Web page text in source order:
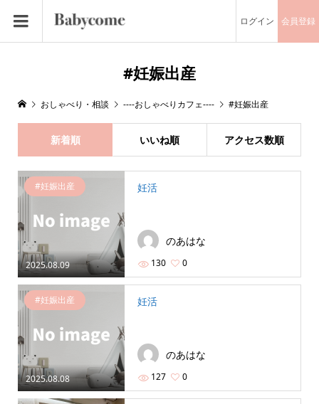
ログイン 会員登録
#妊娠出産
おしゃべり・相談 ----おしゃべりカフェ---- #妊娠出産
新着順 いいね順 アクセス数順
2025.08.09
#妊娠出産 妊活
のあはな
130 0
2025.08.08
#妊娠出産 妊活
のあはな
127 0